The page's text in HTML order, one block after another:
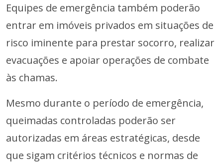
Equipes de emergência também poderão
entrar em imóveis privados em situações de
risco iminente para prestar socorro, realizar
evacuações e apoiar operações de combate
às chamas.
Mesmo durante o período de emergência,
queimadas controladas poderão ser
autorizadas em áreas estratégicas, desde
que sigam critérios técnicos e normas de